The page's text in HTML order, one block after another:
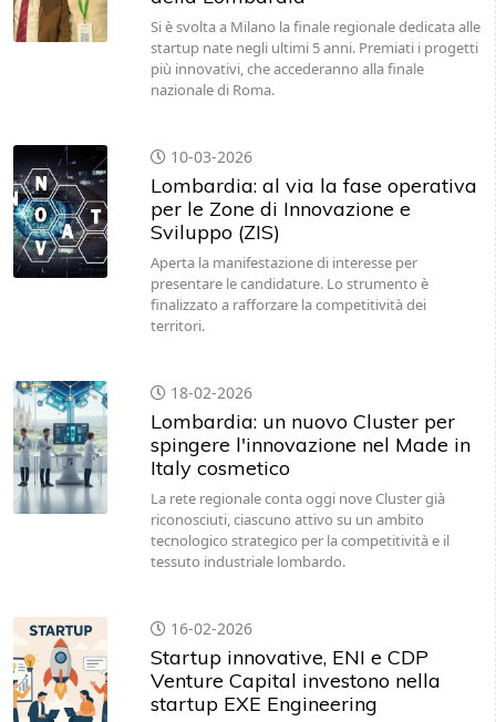
Si è svolta a Milano la finale regionale dedicata alle
startup nate negli ultimi 5 anni. Premiati i progetti
più innovativi, che accederanno alla finale
nazionale di Roma.
10-03-2026
Lombardia: al via la fase operativa
per le Zone di Innovazione e
Sviluppo (ZIS)
Aperta la manifestazione di interesse per
presentare le candidature. Lo strumento è
finalizzato a rafforzare la competitività dei
territori.
18-02-2026
Lombardia: un nuovo Cluster per
spingere l'innovazione nel Made in
Italy cosmetico
La rete regionale conta oggi nove Cluster già
riconosciuti, ciascuno attivo su un ambito
tecnologico strategico per la competitività e il
tessuto industriale lombardo.
16-02-2026
Startup innovative, ENI e CDP
Venture Capital investono nella
startup EXE Engineering